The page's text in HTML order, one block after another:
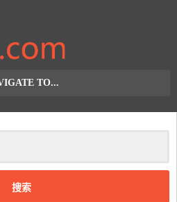
TO...
清